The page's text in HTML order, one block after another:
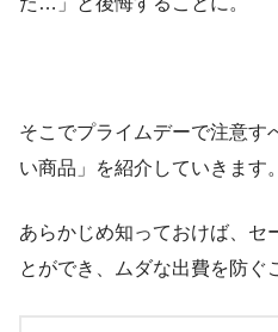
そこでプライムデーで注意す
い商品」を紹介していきます。
あらかじめ知っておけば、セ
とができ、ムダな出費を防ぐ